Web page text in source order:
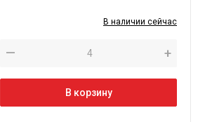
В наличии сейчас
— +
В корзину